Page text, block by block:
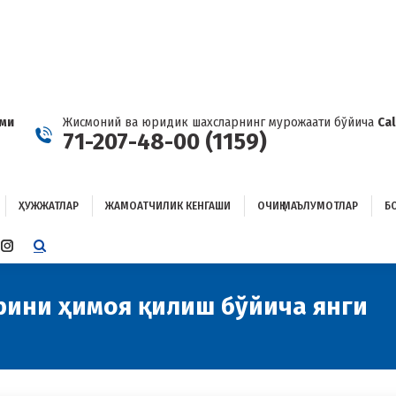
Жисмоний ва юридик шахсларнинг мурожаати бўйича
71-207-48-00 (1159)
ҲУЖЖАТЛАР ЖАМОАТЧИЛИК КЕНГАШИ ОЧИҚ МАЪЛУМОТЛАР
INSTAGRAM
IN
ҳимоя қилиш бўйича янги